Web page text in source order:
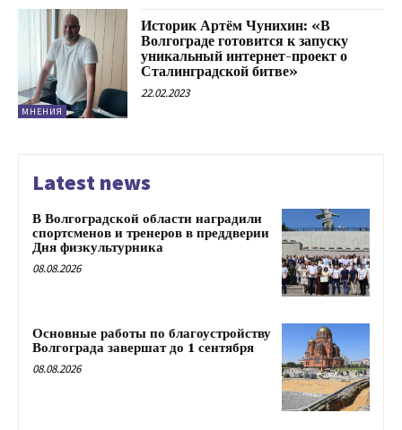
МНЕНИЯ
Историк Артём Чунихин: «В
Волгограде готовится к запуску
уникальный интернет-проект о
Сталинградской битве»
22.02.2023
Latest news
В Волгоградской области наградили
спортсменов и тренеров в преддверии
Дня физкультурника
08.08.2026
Основные работы по благоустройству
Волгограда завершат до 1 сентября
08.08.2026